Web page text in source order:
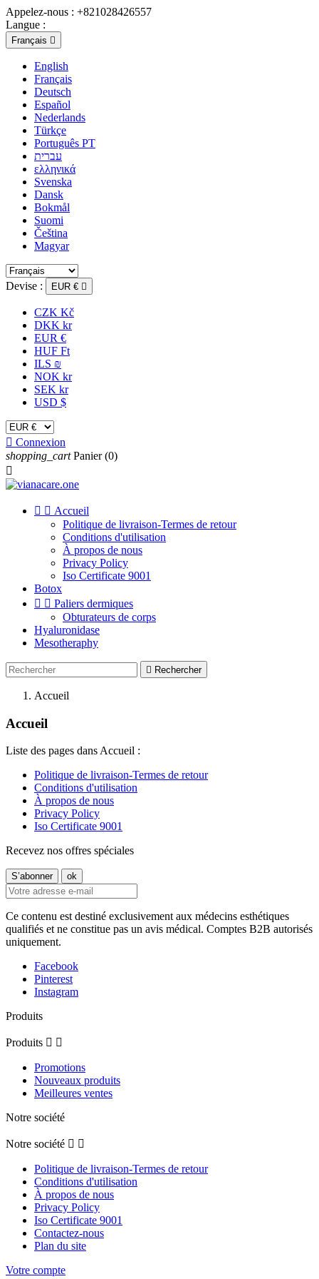
Appelez-nous : +821028426557
Langue :
Français 
English
Français
Deutsch
Español
Nederlands
Türkçe
Português PT
עברית
ελληνικά
Svenska
Dansk
Bokmål
Suomi
Čeština
Magyar
Devise : EUR € 
CZK Kč
DKK kr
EUR €
HUF Ft
ILS ₪
NOK kr
SEK kr
USD $
 Connexion
shopping_cart Panier (0)

  Accueil
Politique de livraison-Termes de retour
Conditions d'utilisation
À propos de nous
Privacy Policy
Iso Certificate 9001
Botox
  Paliers dermiques
Obturateurs de corps
Hyaluronidase
Mesotheraphy
 Rechercher
Accueil
Accueil
Liste des pages dans Accueil :
Politique de livraison-Termes de retour
Conditions d'utilisation
À propos de nous
Privacy Policy
Iso Certificate 9001
Recevez nos offres spéciales
Ce contenu est destiné exclusivement aux médecins esthétiques
qualifiés et ne constitue pas un avis médical. Comptes B2B autorisés
uniquement.
Facebook
Pinterest
Instagram
Produits
Produits  
Promotions
Nouveaux produits
Meilleures ventes
Notre société
Notre société  
Politique de livraison-Termes de retour
Conditions d'utilisation
À propos de nous
Privacy Policy
Iso Certificate 9001
Contactez-nous
Plan du site
Votre compte